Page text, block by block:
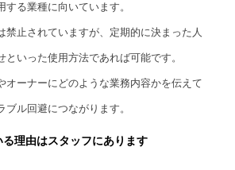
する業種に向いています。
禁止されていますが、定期的に決まった人
といった使用方法であれば可能です。
オーナーにどのような業務内容かを伝えて
ル回避につながります。
理由はスタッフにあります